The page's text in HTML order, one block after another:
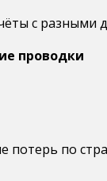
с
проводки
потерь по